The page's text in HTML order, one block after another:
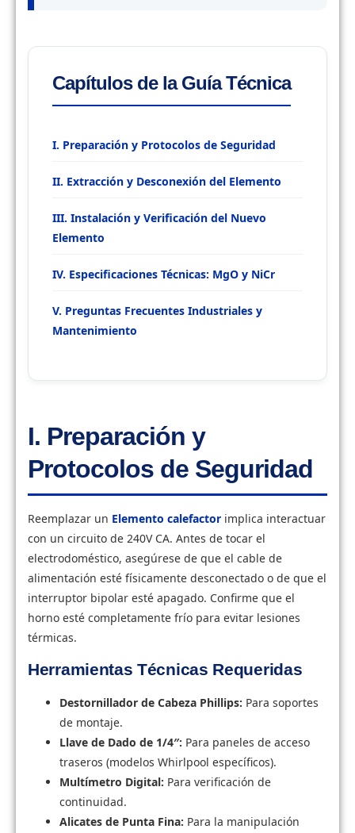
Capítulos de la Guía Técnica
I. Preparación y Protocolos de Seguridad
II. Extracción y Desconexión del Elemento
III. Instalación y Verificación del Nuevo
Elemento
IV. Especificaciones Técnicas: MgO y NiCr
V. Preguntas Frecuentes Industriales y
Mantenimiento
I. Preparación y
Protocolos de Seguridad
Reemplazar un Elemento calefactor implica interactuar
con un circuito de 240V CA. Antes de tocar el
electrodoméstico, asegúrese de que el cable de
alimentación esté físicamente desconectado o de que el
interruptor bipolar esté apagado. Confirme que el
horno esté completamente frío para evitar lesiones
térmicas.
Herramientas Técnicas Requeridas
Destornillador de Cabeza Phillips: Para soportes
de montaje.
Llave de Dado de 1/4″: Para paneles de acceso
traseros (modelos Whirlpool específicos).
Multímetro Digital: Para verificación de
continuidad.
Alicates de Punta Fina: Para la manipulación